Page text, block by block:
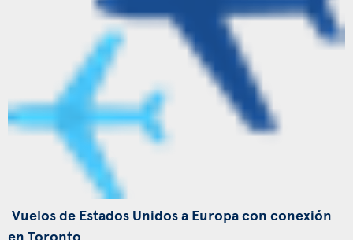
Vuelos de Estados Unidos a Europa con conexión
en Toronto